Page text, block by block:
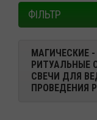
ФІЛЬТР
МАГИЧЕСКИЕ
РИТУАЛЬНЫЕ
СВЕЧИ ДЛЯ
ПРОВЕДЕНИЯ